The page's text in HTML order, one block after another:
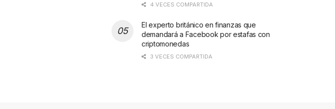
4 VECES COMPARTIDA
El experto británico en finanzas que
demandará a Facebook por estafas con
criptomonedas
3 VECES COMPARTIDA